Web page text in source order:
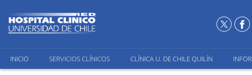
INICIO SERVICIOS CLÍNICOS CLÍNICA U. DE CHILE QUILÍN